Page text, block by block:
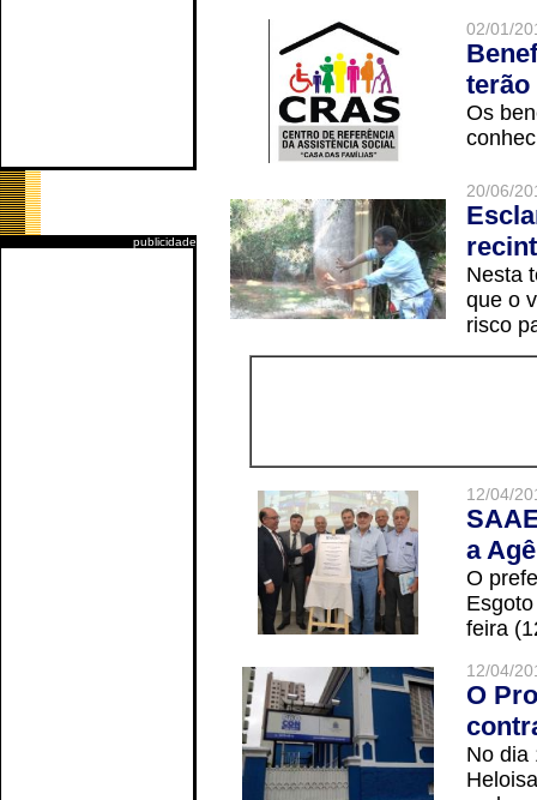
publicidade
02/01/
terão
Os
20/06/
Nesta
que o
risco
12/04/
a
O
feira
12/04/
O
No dia